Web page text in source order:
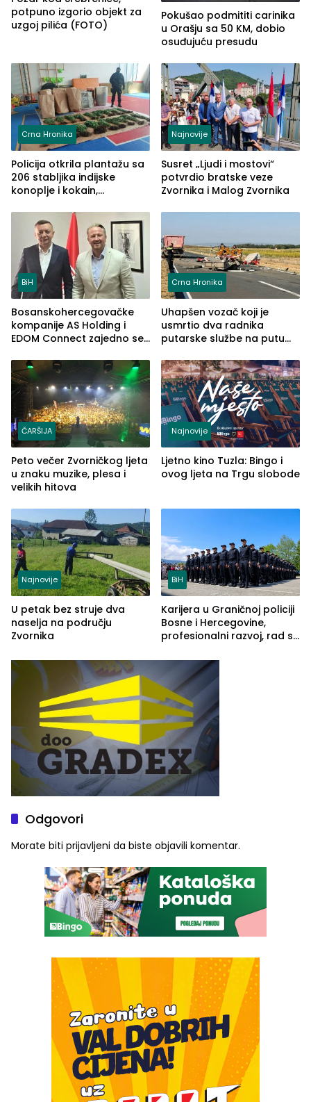
potpuno izgorio objekt za
uzgoj pilića (FOTO)
Pokušao podmititi carinika
u Orašju sa 50 KM, dobio
osuđujuću presudu
Crna Hronika
Policija otkrila plantažu sa
206 stabljika indijske
konoplje i kokain,
(FOTO)
Najnovije
Susret „Ljudi i mostovi“
potvrdio bratske veze
Zvornika i Malog Zvornika
BiH
Bosanskohercegovačke
kompanije AS Holding i
EDOM Connect zajedno se
Crna Hronika
Uhapšen vozač koji je
usmrtio dva radnika
putarske službe na putu
(FOTO)
ČARŠIJA
Peto večer Zvorničkog ljeta
u znaku muzike, plesa i
velikih hitova
Najnovije
Ljetno kino Tuzla: Bingo i
ovog ljeta na Trgu slobode
Najnovije
U petak bez struje dva
naselja na području
Zvornika
BiH
Karijera u Graničnoj policiji
Bosne i Hercegovine,
profesionalni razvoj, rad sa
služba građanima
Odgovori
Morate biti prijavljeni da biste objavili komentar.